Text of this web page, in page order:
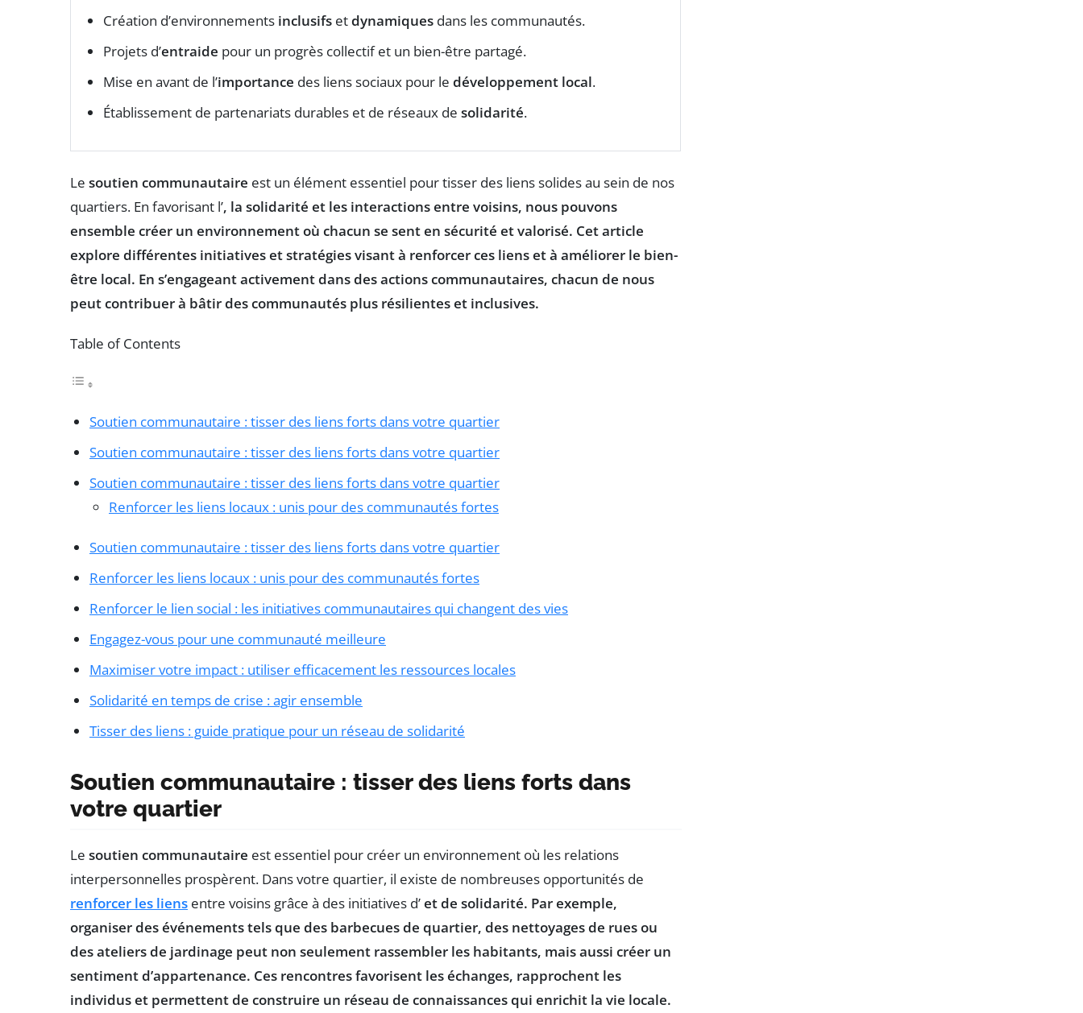
Création d’environnements inclusifs etdynamiques dans les communautés.
Projets d’entraide pour un progrès collectif et un bien-être partagé.
Mise en avant de l’importance des liens sociaux pour le développement local.
Établissement de partenariats durables et de réseaux de solidarité.
Le soutien communautaire est un élément essentiel pour tisser des liens solides au sein de nos
quartiers. En favorisant l’, la solidarité et les interactions entre voisins, nous pouvons
ensemble créer un environnement où chacun se sent en sécurité et valorisé. Cet article
explore différentes initiatives et stratégies visant à renforcer ces liens et à améliorer le bien-
être local. En s’engageant activement dans des actions communautaires, chacun de nous
peut contribuer à bâtir des communautés plus résilientes et inclusives.
Table of Contents
Soutien communautaire : tisser des liens forts dans votre quartier
Soutien communautaire : tisser des liens forts dans votre quartier
Soutien communautaire : tisser des liens forts dans votre quartier
Renforcer les liens locaux : unis pour des communautés fortes
Soutien communautaire : tisser des liens forts dans votre quartier
Renforcer les liens locaux : unis pour des communautés fortes
Renforcer le lien social : les initiatives communautaires qui changent des vies
Engagez-vous pour une communauté meilleure
Maximiser votre impact : utiliser efficacement les ressources locales
Solidarité en temps de crise : agir ensemble
Tisser des liens : guide pratique pour un réseau de solidarité
Soutien communautaire : tisser des liens forts dans
votre quartier
Le soutien communautaire est essentiel pour créer un environnement où les relations
interpersonnelles prospèrent. Dans votre quartier, il existe de nombreuses opportunités de
renforcer les liens entre voisins grâce à des initiatives d’et de solidarité. Par exemple,
organiser des événements tels que des barbecues de quartier, des nettoyages de rues ou
des ateliers de jardinage peut non seulement rassembler les habitants, mais aussi créer un
sentiment d’appartenance. Ces rencontres favorisent les échanges, rapprochent les
individus et permettent de construire un réseau de connaissances qui enrichit la vie locale.